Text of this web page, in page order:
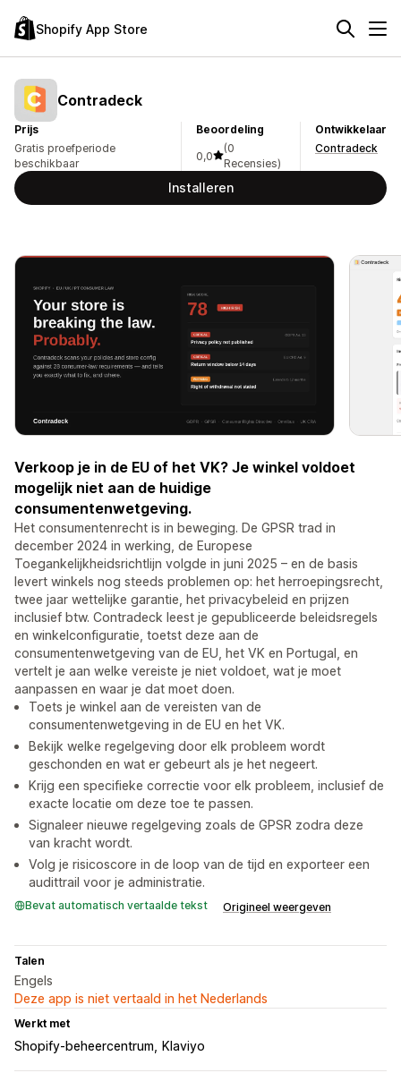
Shopify App Store
Contradeck
Prijs
Gratis proefperiode
beschikbaar
Beoordeling
0,0
(0
Recensies)
Ontwikkelaar
Contradeck
Installeren
Verkoop je in de EU of het VK? Je winkel voldoet
mogelijk niet aan de huidige
consumentenwetgeving.
Het consumentenrecht is in beweging. De GPSR trad in
december 2024 in werking, de Europese
Toegankelijkheidsrichtlijn volgde in juni 2025 – en de basis
levert winkels nog steeds problemen op: het herroepingsrecht,
twee jaar wettelijke garantie, het privacybeleid en prijzen
inclusief btw. Contradeck leest je gepubliceerde beleidsregels
en winkelconfiguratie, toetst deze aan de
consumentenwetgeving van de EU, het VK en Portugal, en
vertelt je aan welke vereiste je niet voldoet, wat je moet
aanpassen en waar je dat moet doen.
Toets je winkel aan de vereisten van de
consumentenwetgeving in de EU en het VK.
Bekijk welke regelgeving door elk probleem wordt
geschonden en wat er gebeurt als je het negeert.
Krijg een specifieke correctie voor elk probleem, inclusief de
exacte locatie om deze toe te passen.
Signaleer nieuwe regelgeving zoals de GPSR zodra deze
van kracht wordt.
Volg je risicoscore in de loop van de tijd en exporteer een
audittrail voor je administratie.
Bevat automatisch vertaalde tekst Origineel weergeven
Talen
Engels
Deze app is niet vertaald in het Nederlands
Werkt met
Shopify-beheercentrum Klaviyo